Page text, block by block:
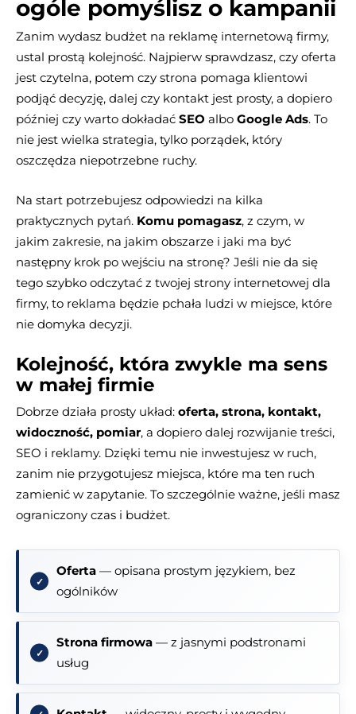
ogóle pomyślisz o kampanii
Zanim wydasz budżet na reklamę internetową firmy,
ustal prostą kolejność. Najpierw sprawdzasz, czy oferta
jest czytelna, potem czy strona pomaga klientowi
podjąć decyzję, dalej czy kontakt jest prosty, a dopiero
później czy warto dokładać SEO albo Google Ads. To
nie jest wielka strategia, tylko porządek, który
oszczędza niepotrzebne ruchy.
Na start potrzebujesz odpowiedzi na kilka
praktycznych pytań. Komu pomagasz, z czym, w
jakim zakresie, na jakim obszarze i jaki ma być
następny krok po wejściu na stronę? Jeśli nie da się
tego szybko odczytać z twojej strony internetowej dla
firmy, to reklama będzie pchała ludzi w miejsce, które
nie domyka decyzji.
Kolejność, która zwykle ma sens
w małej firmie
Dobrze działa prosty układ: oferta, strona, kontakt,
widoczność, pomiar, a dopiero dalej rozwijanie treści,
SEO i reklamy. Dzięki temu nie inwestujesz w ruch,
zanim nie przygotujesz miejsca, które ma ten ruch
zamienić w zapytanie. To szczególnie ważne, jeśli masz
ograniczony czas i budżet.
Oferta — opisana prostym językiem, bez
ogólników
Strona firmowa — z jasnymi podstronami
usług